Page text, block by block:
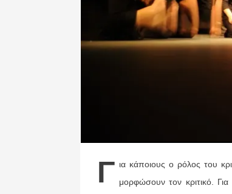
Γ ια κάποιους ο ρόλος του
μορφώσουν τον κριτικό. Για